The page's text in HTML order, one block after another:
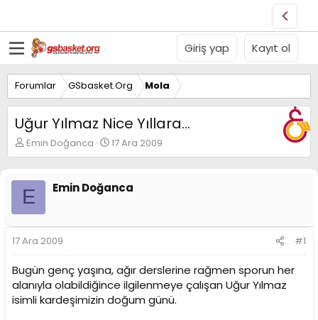
Giriş yap Kayıt ol
Forumlar GSbasket.Org Mola
Uğur Yılmaz Nice Yıllara...
K
o
u
y
u
B
a
ş
l
a
t
a
n
Emin Doğanca
B
a
a
ı
t
a
r
i
h
17 Ara 2009
E Emin Doğanca
17 Ara 2009 #1
Bugün genç yaşına, ağır derslerine rağmen sporun her
alanıyla olabildiğince ilgilenmeye çalışan Uğur Yılmaz
isimli kardeşimizin doğum günü.